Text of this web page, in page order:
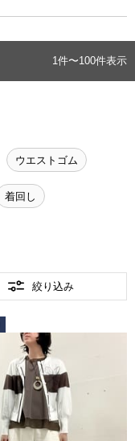
1件〜100件表示
ウエストゴム
着回し
絞り込み